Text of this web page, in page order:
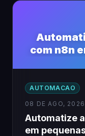
com n8n
AUTOMACAO
08 DE AGO, 2026
Automatize
em